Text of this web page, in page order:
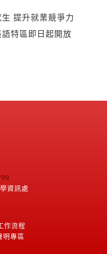
提升就業競爭力
特區即日起開放
資訊處
作流程
明專區